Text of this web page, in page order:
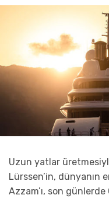
Uzun yatlar
Lürssen’in, dünyanın
Azzam’ı, son